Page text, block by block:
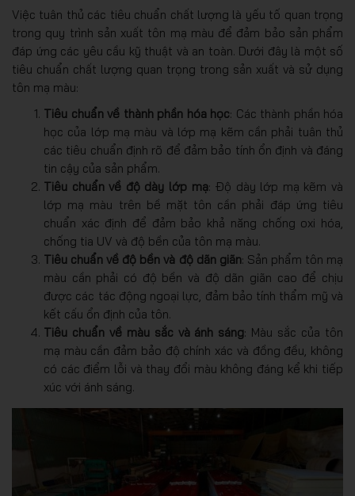
Việc tuân thủ các tiêu chuẩn chất lượng là yếu tố quan trọng
trong quy trình sản xuất tôn mạ màu để đảm bảo sản phẩm
đáp ứng các yêu cầu kỹ thuật và an toàn. Dưới đây là một số
tiêu chuẩn chất lượng quan trọng trong sản xuất và sử dụng
tôn mạ màu:
Tiêu chuẩn về thành phần hóa học: Các thành phần hóa
học của lớp mạ màu và lớp mạ kẽm cần phải tuân thủ
các tiêu chuẩn định rõ để đảm bảo tính ổn định và đáng
tin cậy của sản phẩm.
Tiêu chuẩn về độ dày lớp mạ: Độ dày lớp mạ kẽm và
lớp mạ màu trên bề mặt tôn cần phải đáp ứng tiêu
chuẩn xác định để đảm bảo khả năng chống oxi hóa,
chống tia UV và độ bền của tôn mạ màu.
Tiêu chuẩn về độ bền và độ dãn giãn: Sản phẩm tôn mạ
màu cần phải có độ bền và độ dãn giãn cao để chịu
được các tác động ngoại lực, đảm bảo tính thẩm mỹ và
kết cấu ổn định của tôn.
Tiêu chuẩn về màu sắc và ánh sáng: Màu sắc của tôn
mạ màu cần đảm bảo độ chính xác và đồng đều, không
có các điểm lỗi và thay đổi màu không đáng kể khi tiếp
xúc với ánh sáng.